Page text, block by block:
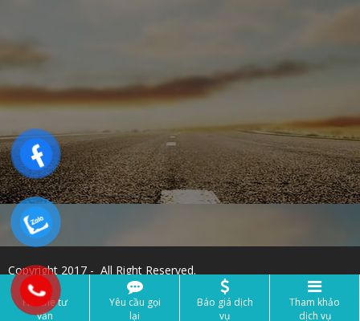
Copyright 2017 - All Right Reserved.
Hotline tư
vấn
Yêu cầu gọi
lại
Báo giá dịch
vụ
Tham khảo
dịch vụ